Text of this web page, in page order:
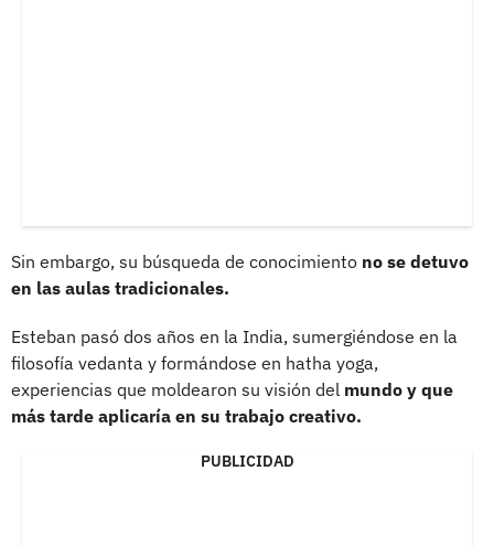
Sin embargo, su búsqueda de conocimiento no se detuvo
en las aulas tradicionales.
Esteban pasó dos años en la India, sumergiéndose en la
filosofía vedanta y formándose en hatha yoga,
experiencias que moldearon su visión del mundo y que
más tarde aplicaría en su trabajo creativo.
PUBLICIDAD